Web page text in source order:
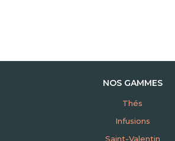
NOS GAMMES
Thés
Infusions
Saint-Valentin